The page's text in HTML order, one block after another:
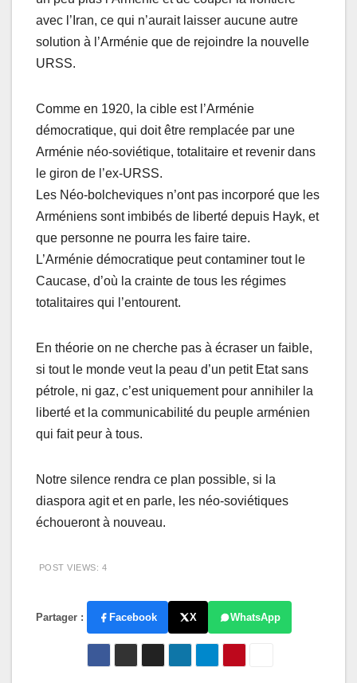
avec l’Iran, ce qui n’aurait laisser aucune autre
solution à l’Arménie que de rejoindre la nouvelle
URSS.
Comme en 1920, la cible est l’Arménie
démocratique, qui doit être remplacée par une
Arménie néo-soviétique, totalitaire et revenir dans
le giron de l’ex-URSS.
Les Néo-bolcheviques n’ont pas incorporé que les
Arméniens sont imbibés de liberté depuis Hayk, et
que personne ne pourra les faire taire.
L’Arménie démocratique peut contaminer tout le
Caucase, d’où la crainte de tous les régimes
totalitaires qui l’entourent.
En théorie on ne cherche pas à écraser un faible,
si tout le monde veut la peau d’un petit Etat sans
pétrole, ni gaz, c’est uniquement pour annihiler la
liberté et la communicabilité du peuple arménien
qui fait peur à tous.
Notre silence rendra ce plan possible, si la
diaspora agit et en parle, les néo-soviétiques
échoueront à nouveau.
POST VIEWS: 4
Partager : Facebook X WhatsApp